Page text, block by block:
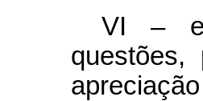
VI –
questões,